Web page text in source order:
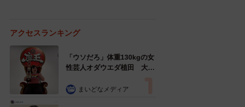
アクセスランキング
「ウソだろ」体重130kgの女
性芸人オダウエダ植田 大学
で」 まいどなメディア